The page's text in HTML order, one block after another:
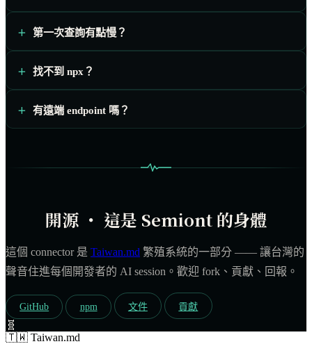
第一次查詢有點慢？
找不到 npx？
有遠端 endpoint 嗎？
開源 ・ 這是 Semiont 的身體
這個 connector 是 Taiwan.md 繁殖系統的一部分 —— 讓台灣的
聲音住進每個開發者的 AI session。歡迎 fork、貢獻、回報。
GitHub npm 文件 貢獻
🧬
🇹🇼 Taiwan.md